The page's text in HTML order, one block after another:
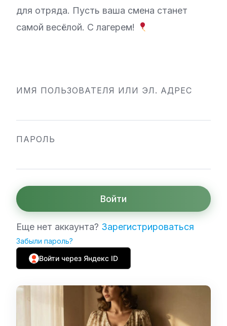
для отряда. Пусть ваша смена станет
самой весёлой. С лагерем!
ИМЯ ПОЛЬЗОВАТЕЛЯ ИЛИ ЭЛ. АДРЕС
ПАРОЛЬ
Войти
Еще нет аккаунта? Зарегистрироваться
Забыли пароль?
Войти через Яндекс ID